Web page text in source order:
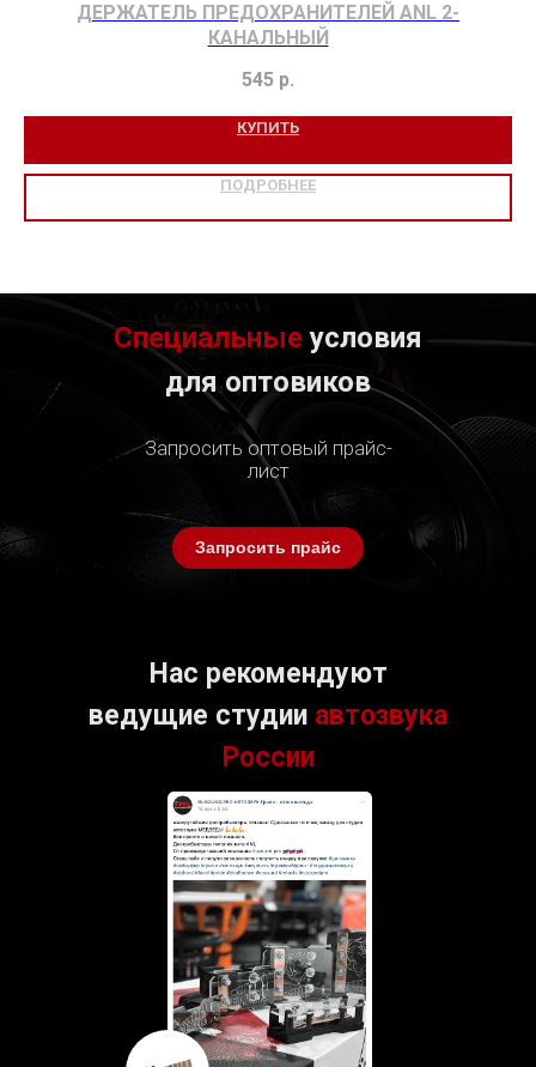
ДЕРЖАТЕЛЬ ПРЕДОХРАНИТЕЛЕЙ ANL 2-
КАНАЛЬНЫЙ
545 р.
КУПИТЬ
ПОДРОБНЕЕ
Специальныеусловия
для оптовиков
Запросить оптовый прайс-
лист
Запросить прайс
Нас рекомендуют
ведущие студии автозвука
России